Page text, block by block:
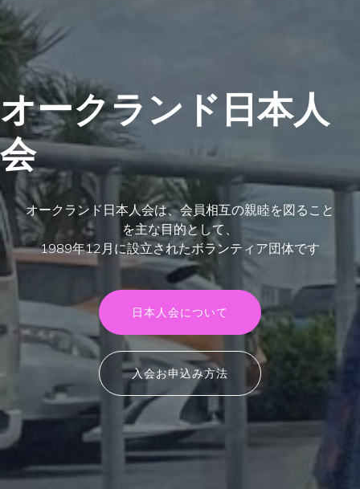
オークランド日本人
会
オークランド日本人会は、会員相互の親睦を図ること
を主な目的として、
1989年12月に設立されたボランティア団体です
日本人会について
入会お申込み方法